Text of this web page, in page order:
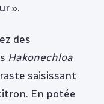
».
des
Hakonechloa
saisissant
En potée